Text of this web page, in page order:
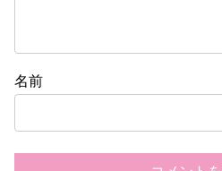
名前